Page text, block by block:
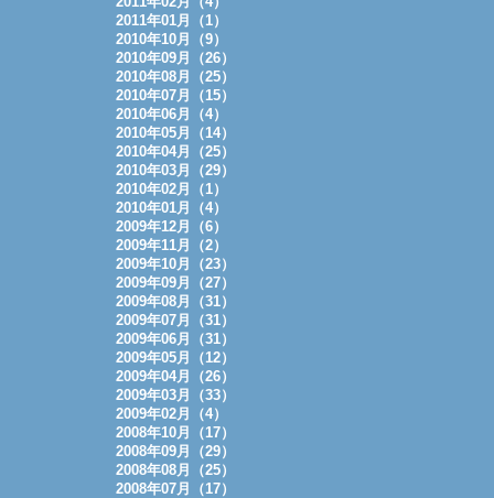
2011年01月（1）
2010年10月（9）
2010年09月（26）
2010年08月（25）
2010年07月（15）
2010年06月（4）
2010年05月（14）
2010年04月（25）
2010年03月（29）
2010年02月（1）
2010年01月（4）
2009年12月（6）
2009年11月（2）
2009年10月（23）
2009年09月（27）
2009年08月（31）
2009年07月（31）
2009年06月（31）
2009年05月（12）
2009年04月（26）
2009年03月（33）
2009年02月（4）
2008年10月（17）
2008年09月（29）
2008年08月（25）
2008年07月（17）